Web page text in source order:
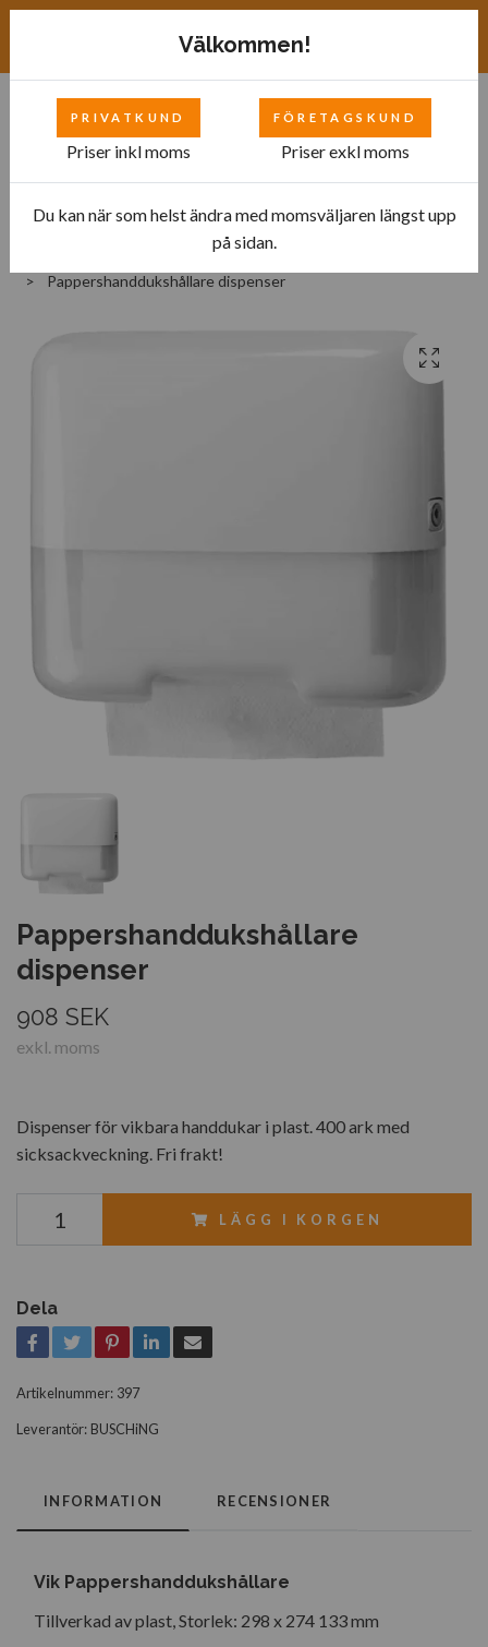
Utrustning för garage och bensinstationer
Pappershanddukshållare dispenser
Pappershanddukshållare
dispenser
908 SEK
exkl. moms
Dispenser för vikbara handdukar i plast. 400 ark med
sicksackveckning. Fri frakt!
LÄGG I KORGEN
Dela
Artikelnummer: 397
Leverantör: BUSCHiNG
INFORMATION RECENSIONER
Vik Pappershanddukshållare
Tillverkad av plast, Storlek: 298 x 274 133 mm
Välkommen!
PRIVATKUND
Priser inkl moms
FÖRETAGSKUND
Priser exkl moms
Du kan när som helst ändra med momsväljaren längst upp
på sidan.